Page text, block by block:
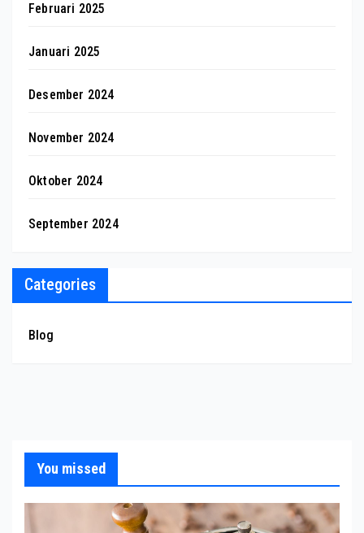
Februari 2025
Januari 2025
Desember 2024
November 2024
Oktober 2024
September 2024
Categories
Blog
You missed